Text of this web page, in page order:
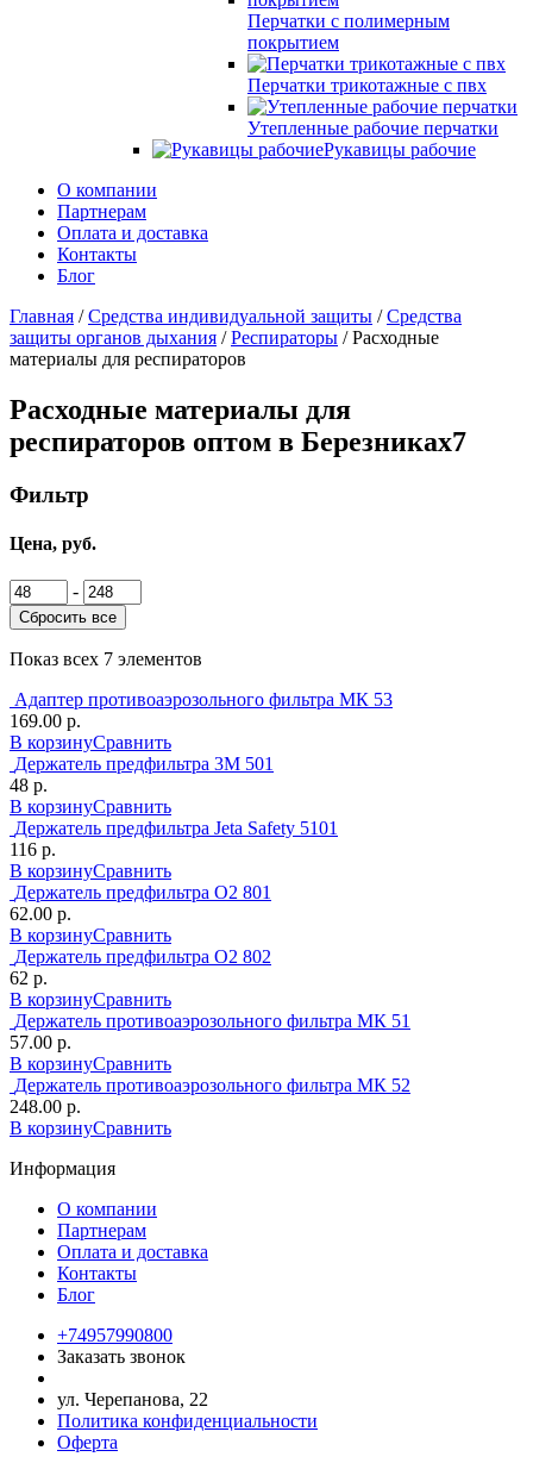
Перчатки с полимерным
покрытием
Перчатки трикотажные с пвх
Утепленные рабочие перчатки
Рукавицы рабочие
О компании
Партнерам
Оплата и доставка
Контакты
Блог
Главная /Средства индивидуальной защиты /Средства
защиты органов дыхания /Респираторы / Расходные
материалы для респираторов
Расходные материалы для
респираторов оптом в Березниках7
Фильтр
Цена, руб.
-
Сбросить все
Показ всех 7 элементов
Адаптер противоаэрозольного фильтра МК 53
169.00 р.
В корзинуСравнить
Держатель предфильтра 3М 501
48 р.
В корзинуСравнить
Держатель предфильтра Jeta Safety 5101
116 р.
В корзинуСравнить
Держатель предфильтра О2 801
62.00 р.
В корзинуСравнить
Держатель предфильтра О2 802
62 р.
В корзинуСравнить
Держатель противоаэрозольного фильтра МК 51
57.00 р.
В корзинуСравнить
Держатель противоаэрозольного фильтра МК 52
248.00 р.
В корзинуСравнить
Информация
О компании
Партнерам
Оплата и доставка
Контакты
Блог
+74957990800
Заказать звонок
ул. Черепанова, 22
Политика конфиденциальности
Оферта